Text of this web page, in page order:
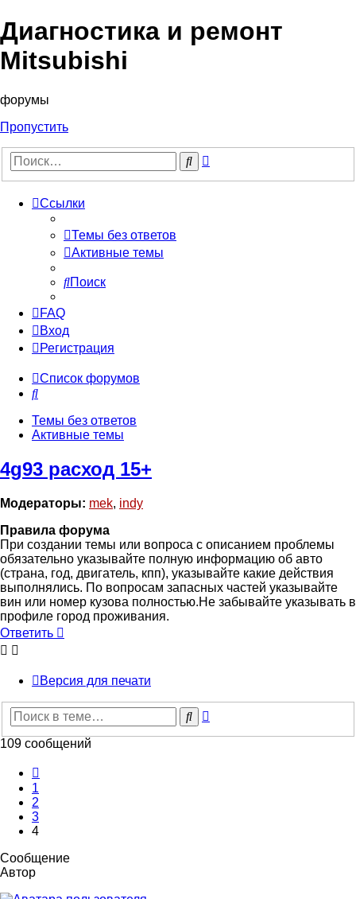
Диагностика и ремонт
Mitsubishi
форумы
Пропустить
Поиск
Ссылки
Темы без ответов
Активные темы
Поиск
FAQ
Вход
Регистрация
Список форумов
Поиск
Темы без ответов
Активные темы
4g93 расход 15+
Модераторы: mek, indy
Правила форума
При создании темы или вопроса с описанием проблемы
обязательно указывайте полную информацию об авто
(страна, год, двигатель, кпп), указывайте какие действия
выполнялись. По вопросам запасных частей указывайте
вин или номер кузова полностью.Не забывайте указывать в
профиле город проживания.
Ответить
Версия для печати
Поиск
109 сообщений
1
2
3
4
Сообщение
Автор